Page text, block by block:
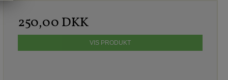
250,00 DKK
VIS PRODUKT